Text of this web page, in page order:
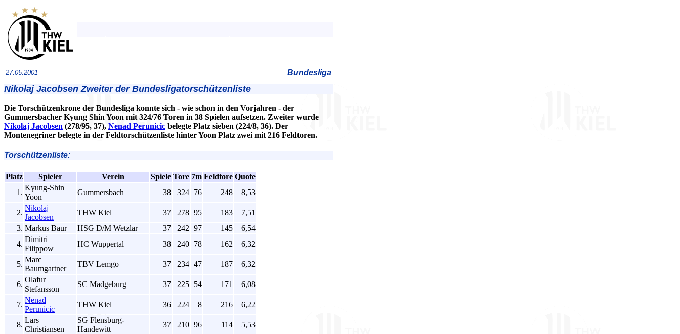
27.05.2001 Bundesliga
Nikolaj Jacobsen Zweiter der Bundesligatorschützenliste
Die Torschützenkrone der Bundesliga konnte sich - wie schon in den Vorjahren - der
Gummersbacher Kyung Shin Yoon mit 324/76 Toren in 38 Spielen aufsetzen. Zweiter wurde
Nikolaj Jacobsen (278/95, 37), Nenad Perunicic belegte Platz sieben (224/8, 36). Der
Montenegriner belegte in der Feldtorschützenliste hinter Yoon Platz zwei mit 216 Feldtoren.
Torschützenliste:
Platz Spieler Verein Spiele Tore 7m Feldtore Quote
1.
Kyung-Shin
Yoon
Gummersbach 38 324 76 248 8,53
2.
Nikolaj
Jacobsen
THW Kiel 37 278 95 183
7,51
3. Markus Baur HSG D/M Wetzlar 37 242 97 145
6,54
4.
Dimitri
Filippow
HC Wuppertal 38 240 78 162 6,32
5.
Marc
Baumgartner
TBV Lemgo 37 234 47 187 6,32
6.
Olafur
Stefansson
SC Madgeburg 37 225 54 171 6,08
7.
Nenad
Perunicic
THW Kiel 36 224 8 216 6,22
8.
Lars
Christiansen
SG Flensburg-
Handewitt
37 210 96 114
5,53